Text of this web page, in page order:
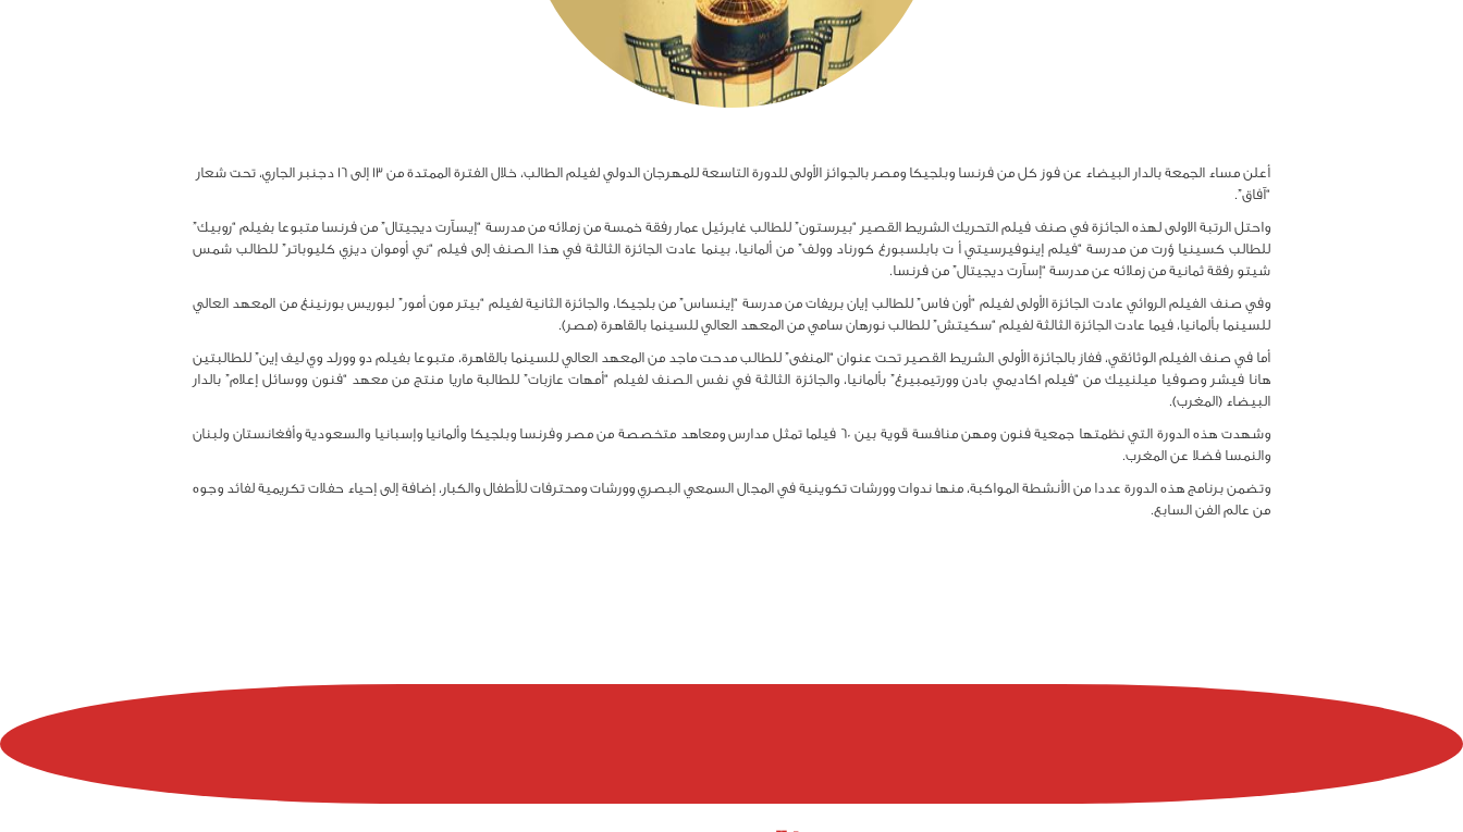
أعلن مساء الجمعة بالدار البيضاء عن فوز كل من فرنسا وبلجيكا ومصر بالجوائز الأولى للدورة التاسعة للمهرجان الدولي لفيلم الطالب، خلال الفترة الممتدة من 13 إلى 16 دجنبر الجاري، تحت شعار
“آفاق”.
واحتل الرتبة الاولى لهذه الجائزة في صنف فيلم التحريك الشريط القصير “بيرستون” للطالب غابرئيل عمار رفقة خمسة من زملائه من مدرسة “إيسآرت ديجيتال” من فرنسا متبوعا بفيلم “روبيك”
للطالب كسينيا ؤرت من مدرسة “فيلم إينوفيرسيتي أ ت بابلسبورغ كورناد وولف” من ألمانيا، بينما عادت الجائزة الثالثة في هذا الصنف إلى فيلم “ني أوموان ديزي كليوباتر” للطالب شمس
شيتو رفقة ثمانية من زملائه عن مدرسة “إسآرت ديجيتال” من فرنسا.
وفي صنف الفيلم الروائي عادت الجائزة الأولى لفيلم “أون فاس” للطالب إيان بريفات من مدرسة “إينساس” من بلجيكا، والجائزة الثانية لفيلم “بيتر مون أمور” لبوريس بورنينغ من المعهد العالي
للسينما بألمانيا، فيما عادت الجائزة الثالثة لفيلم “سكيتش” للطالب نورهان سامي من المعهد العالي للسينما بالقاهرة (مصر).
أما في صنف الفيلم الوثائقي، ففاز بالجائزة الأولى الشريط القصير تحت عنوان “المنفى” للطالب مدحت ماجد من المعهد العالي للسينما بالقاهرة، متبوعا بفيلم دو وورلد وي ليف إين” للطالبتين
هانا فيشر وصوفيا ميلنييك من “فيلم اكاديمي بادن وورتيمبيرغ” بألمانيا، والجائزة الثالثة في نفس الصنف لفيلم “أمهات عازبات” للطالبة ماريا منتج من معهد “فنون ووسائل إعلام” بالدار
البيضاء (المغرب).
وشهدت هذه الدورة التي نظمتها جمعية فنون ومهن منافسة قوية بين 60 فيلما تمثل مدارس ومعاهد متخصصة من مصر وفرنسا وبلجيكا وألمانيا وإسبانيا والسعودية وأفغانستان ولبنان
والنمسا فضلا عن المغرب.
وتضمن برنامج هذه الدورة عددا من الأنشطة المواكبة، منها ندوات وورشات تكوينية في المجال السمعي البصري وورشات ومحترفات للأطفال والكبار، إضافة إلى إحياء حفلات تكريمية لفائد وجوه
من عالم الفن السابع.